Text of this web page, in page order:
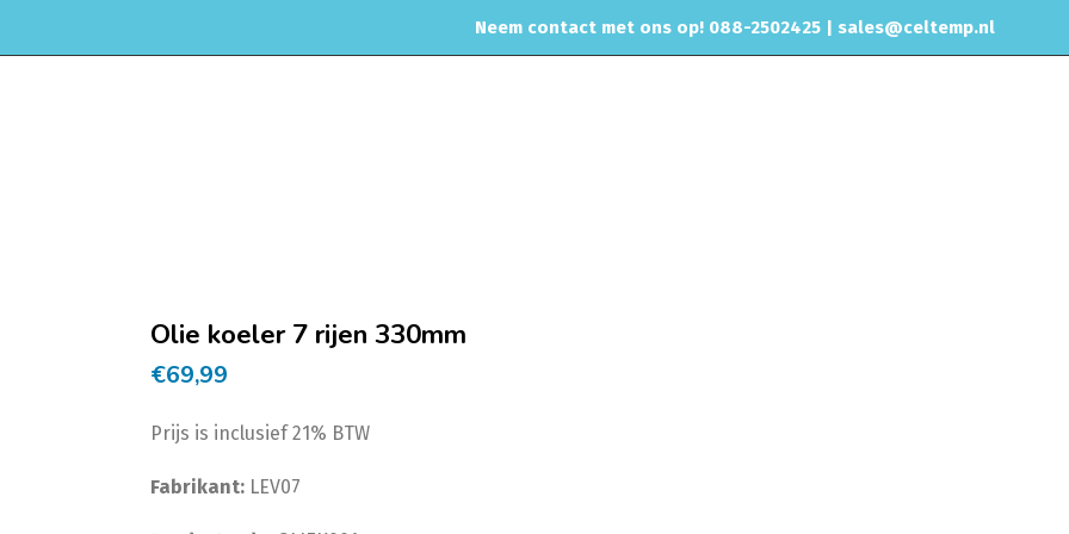
Neem contact met ons op! 088-2502425 | sales@celtemp.nl
Olie koeler 7 rijen 330mm
€69,99
Prijs is inclusief 21% BTW
Fabrikant: LEV07